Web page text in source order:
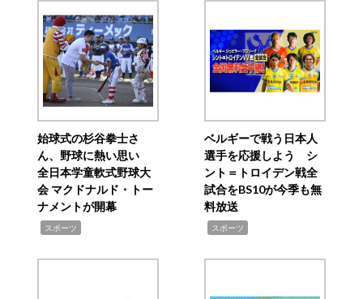
始球式の杉谷拳士さ
ん、野球に熱い思い
全日本学童軟式野球大
会 マクドナルド・トー
ナメントが開幕
スポーツ
ベルギーで戦う日本人
選手を応援しよう シ
ント＝トロイデン戦全
試合をBS10が今季も無
料放送
スポーツ